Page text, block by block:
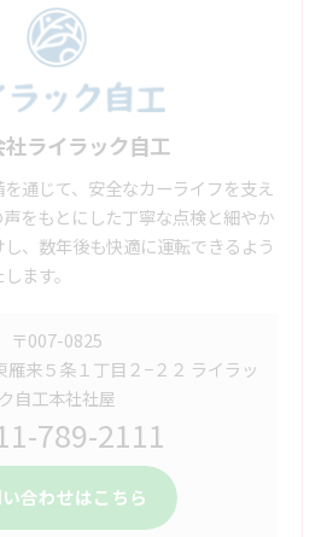
社ライラック自工
通じて、安全なカーライフを支え
をもとにした丁寧な点検と細やか
、数年後も快適に運転できるよう
ます。
〒007-0825
雁来５条１丁目２−２２ ライラッ
ク自工本社社屋
789-2111
合わせはこちら